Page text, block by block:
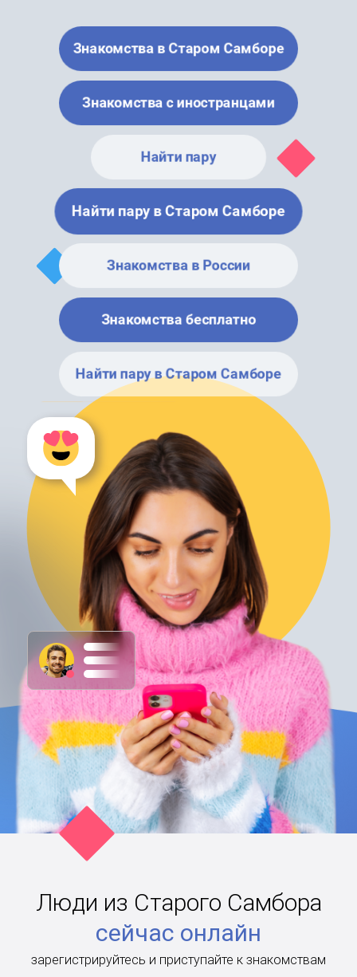
Знакомства в Старом Самборе
Знакомства с иностранцами
Найти пару
Найти пару в Старом Самборе
Знакомства в России
Знакомства бесплатно
Найти пару в Старом Самборе
Люди из Старого Самбора
сейчас онлайн
зарегистрируйтесь и приступайте к знакомствам